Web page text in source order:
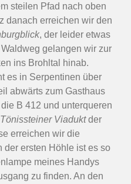
steilen Pfad nach oben
danach erreichen wir den
, der leider etwas
gelangen wir zur
ins Brohltal hinab.
es in Serpentinen über
abwärts zum Gasthaus
B 412 und unterqueren
Tönissteiner Viaduktder
erreichen wir die
der ersten Höhle ist es so
meines Handys
zu finden. An den